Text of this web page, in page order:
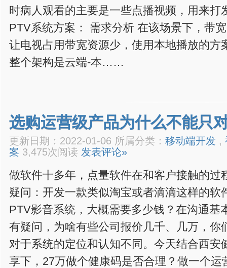
时病人观看的主要是一些点播视频，用来
PTV系统方案： 需求分析 在该场景下，带
让电视占用带宽资源少，使用本地播放的方
整个架构是云端-本……
选购运营级产品为什么不能只
更新日期：2022-01-06 所属分类： 移动端开发 ,
案 3,475次阅读 发表评论»
做软件十多年，点量软件在和客户接触的过
疑问：开发一款类似淘宝或者滴滴这样的软
PTV影音系统，大概需要多少钱？在沟通基
有疑问，为啥有些公司报价几千、几万，你
对于系统的定位和认知不同。今天结合西安
享下，27万做个健康码是否合理？做一个